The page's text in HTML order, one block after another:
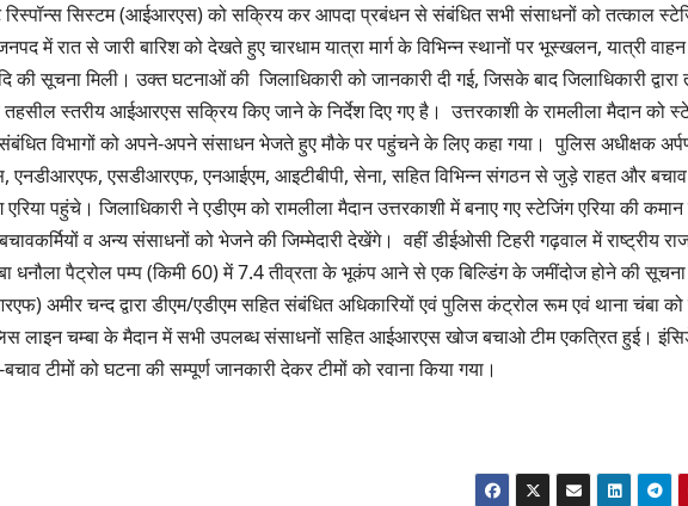
सिस्टम (आईआरएस) को सक्रिय कर आपदा प्रबंधन से संबंधित सभी संसाधनों को तत्काल
में रात से जारी बारिश को देखते हुए चारधाम यात्रा मार्ग के विभिन्न स्थानों पर भूस्खलन, यात्री
की सूचना मिली। उक्त घटनाओं की जिलाधिकारी को जानकारी दी गई, जिसके बाद जिलाधिकारी द्वारा
स्तरीय आईआरएस सक्रिय किए जाने के निर्देश दिए गए है। उत्तरकाशी के रामलीला मैदान को
संबंधित विभागों को अपने-अपने संसाधन भेजते हुए मौके पर पहुंचने के लिए कहा गया। पुलिस अधीक्षक
एसडीआरएफ, एनआईएम, आइटीबीपी, सेना, सहित विभिन्न संगठन से जुड़े राहत और बचाव
पहुंचे। जिलाधिकारी ने एडीएम को रामलीला मैदान उत्तरकाशी में बनाए गए स्टेजिंग एरिया की कमान
व अन्य संसाधनों को भेजने की जिम्मेदारी देखेंगे। वहीं डीईओसी टिहरी गढ़वाल में राष्ट्रीय
धनौला पैट्रोल पम्प (किमी 60) में 7.4 तीव्रता के भूकंप आने से एक बिल्डिंग के जमींदोज होने की सूचना
अमीर चन्द द्वारा डीएम/एडीएम सहित संबंधित अधिकारियों एवं पुलिस कंट्रोल रूम एवं थाना चंबा
लाइन चम्बा के मैदान में सभी उपलब्ध संसाधनों सहित आईआरएस खोज बचाओ टीम एकत्रित हुई।
टीमों को घटना की सम्पूर्ण जानकारी देकर टीमों को रवाना किया गया।
उत्तराखण्ड